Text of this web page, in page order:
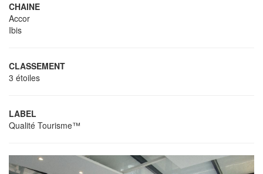
CHAINE
Accor
Ibis
CLASSEMENT
3 étoiles
LABEL
Qualité Tourisme™